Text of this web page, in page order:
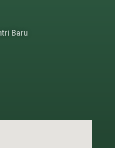
Baru